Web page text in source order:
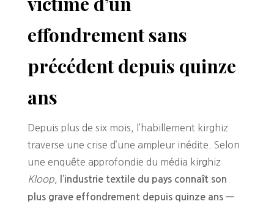
effondrement sans
précédent depuis quinze
ans
Depuis plus de six mois, l’habillement kirghiz
traverse une crise d’une ampleur inédite. Selon
une enquête approfondie du média kirghiz
Kloop,
l’industrie textile du pays connaît son
plus grave effondrement depuis quinze ans —